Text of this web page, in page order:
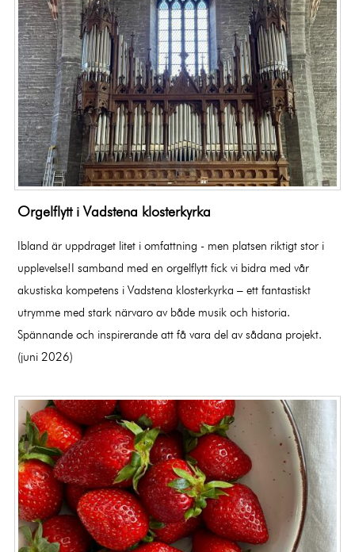
Orgelflytt i Vadstena klosterkyrka
Ibland är uppdraget litet i omfattning - men platsen riktigt stor i
upplevelse!I samband med en orgelflytt fick vi bidra med vår
akustiska kompetens i Vadstena klosterkyrka – ett fantastiskt
utrymme med stark närvaro av både musik och historia.
Spännande och inspirerande att få vara del av sådana projekt.
(juni 2026)